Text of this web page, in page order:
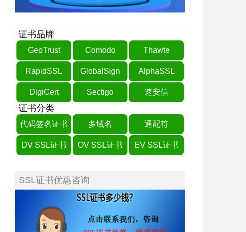
证书品牌
GeoTrust Comodo Thawte
RapidSSL GlobalSign AlphaSSL
DigiCert Sectigo 速安信
证书分类
代码签名证书 多域名 通配符
DV SSL证书 OV SSL证书 EV SSL证书
SSL证书优惠咨询